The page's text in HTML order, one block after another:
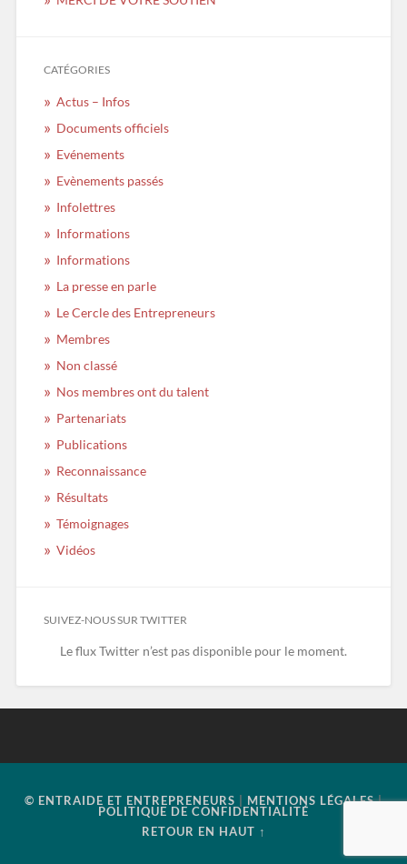
CATÉGORIES
Actus – Infos
Documents officiels
Evénements
Evènements passés
Infolettres
Informations
Informations
La presse en parle
Le Cercle des Entrepreneurs
Membres
Non classé
Nos membres ont du talent
Partenariats
Publications
Reconnaissance
Résultats
Témoignages
Vidéos
SUIVEZ-NOUS SUR TWITTER
Le flux Twitter n’est pas disponible pour le moment.
© ENTRAIDE ET ENTREPRENEURS | MENTIONS LÉGALES |
POLITIQUE DE CONFIDENTIALITÉ
RETOUR EN HAUT ↑